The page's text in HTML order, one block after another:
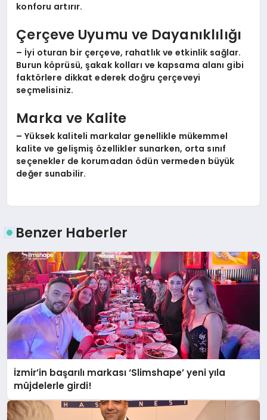
konforu artırır.
Çerçeve Uyumu ve Dayanıklılığı
– İyi oturan bir çerçeve, rahatlık ve etkinlik sağlar.
Burun köprüsü, şakak kolları ve kapsama alanı gibi
faktörlere dikkat ederek doğru çerçeveyi
seçmelisiniz.
Marka ve Kalite
– Yüksek kaliteli markalar genellikle mükemmel
kalite ve gelişmiş özellikler sunarken, orta sınıf
seçenekler de korumadan ödün vermeden büyük
değer sunabilir.
Benzer Haberler
İzmir’in başarılı markası ‘Slimshape’ yeni yıla
müjdelerle girdi!